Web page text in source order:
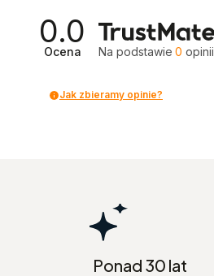
0.0
Ocena Na podstawie 0 opinii
Jak zbieramy opinie?
Ponad 30 lat